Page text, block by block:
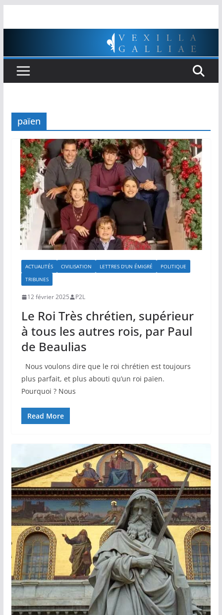
païen
ACTUALITÉS CIVILISATION LETTRES D'UN ÉMIGRÉ
POLITIQUE
TRIBUNES
12 février 2025 P2L
Le Roi Très chrétien, supérieur
à tous les autres rois, par Paul
de Beaulias
Nous voulons dire que le roi chrétien est toujours
plus parfait, et plus abouti qu’un roi païen.
Pourquoi ? Nous
Read More